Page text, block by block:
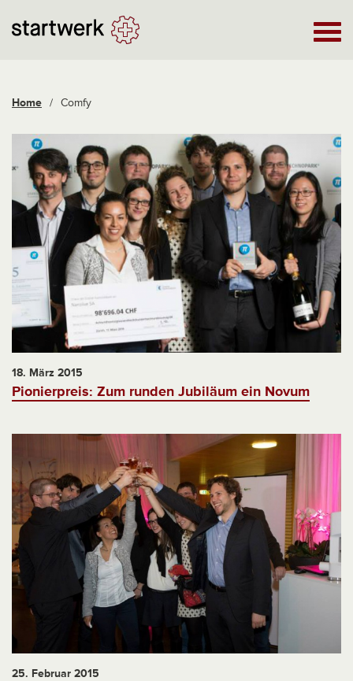
Home / Comfy
18. März 2015
Pionierpreis: Zum runden Jubiläum ein Novum
25. Februar 2015